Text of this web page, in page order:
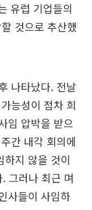
유럽 기업들의
것으로 추산했
나타났다. 전날
능성이 점차 희
임 압박을 받으
간 내각 회의에
하지 않을 것이
그러나 최근 며
사들이 사임하